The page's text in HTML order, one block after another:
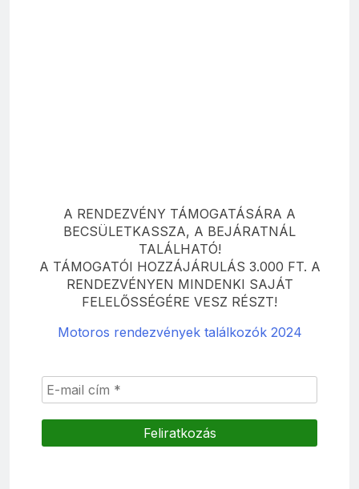
A RENDEZVÉNY TÁMOGATÁSÁRA A
BECSÜLETKASSZA, A BEJÁRATNÁL
TALÁLHATÓ!
A TÁMOGATÓI HOZZÁJÁRULÁS 3.000 FT. A
RENDEZVÉNYEN MINDENKI SAJÁT
FELELŐSSÉGÉRE VESZ RÉSZT!
Motoros rendezvények találkozók 2024